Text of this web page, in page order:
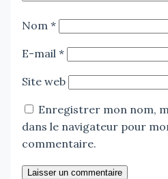
Nom *
E-mail *
Site web
Enregistrer mon nom,
dans le navigateur pour
commentaire.
Laisser un commentaire